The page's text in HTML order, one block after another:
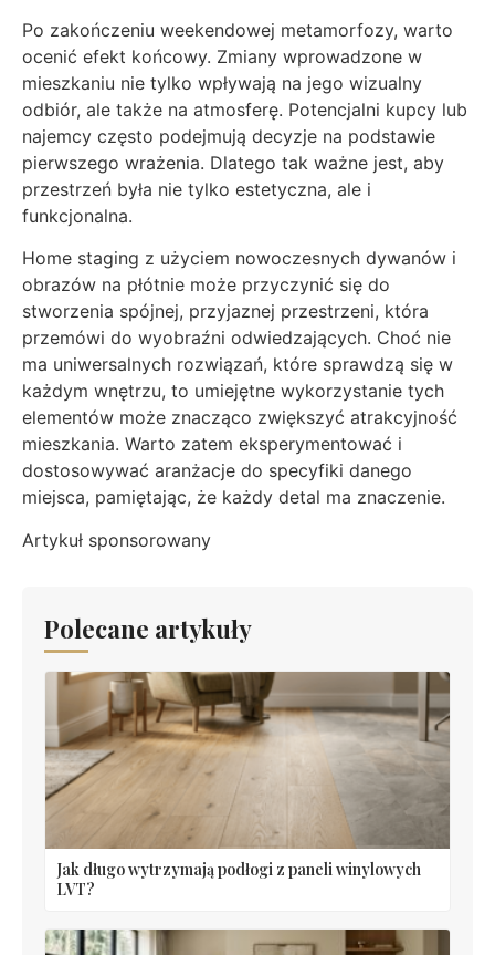
Po zakończeniu weekendowej metamorfozy, warto
ocenić efekt końcowy. Zmiany wprowadzone w
mieszkaniu nie tylko wpływają na jego wizualny
odbiór, ale także na atmosferę. Potencjalni kupcy lub
najemcy często podejmują decyzje na podstawie
pierwszego wrażenia. Dlatego tak ważne jest, aby
przestrzeń była nie tylko estetyczna, ale i
funkcjonalna.
Home staging z użyciem nowoczesnych dywanów i
obrazów na płótnie może przyczynić się do
stworzenia spójnej, przyjaznej przestrzeni, która
przemówi do wyobraźni odwiedzających. Choć nie
ma uniwersalnych rozwiązań, które sprawdzą się w
każdym wnętrzu, to umiejętne wykorzystanie tych
elementów może znacząco zwiększyć atrakcyjność
mieszkania. Warto zatem eksperymentować i
dostosowywać aranżacje do specyfiki danego
miejsca, pamiętając, że każdy detal ma znaczenie.
Artykuł sponsorowany
Polecane artykuły
Jak długo wytrzymają podłogi z paneli winylowych
LVT?